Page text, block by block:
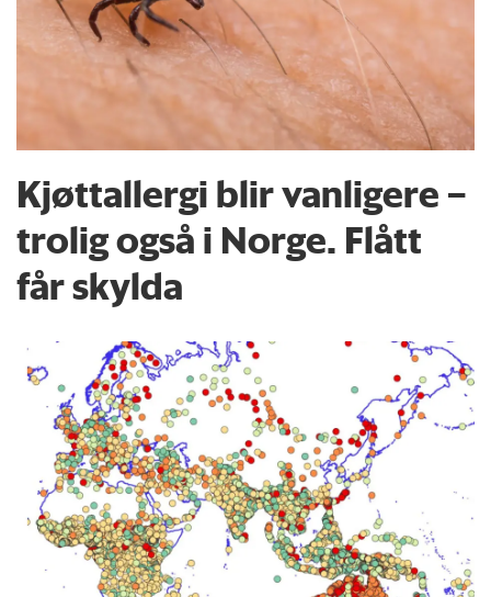
Kjøttallergi blir vanligere –
trolig også i Norge. Flått
får skylda